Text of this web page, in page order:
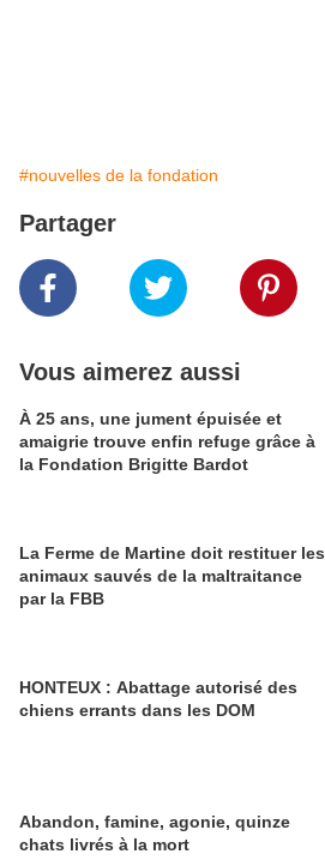
#nouvelles de la fondation
Partager
Vous aimerez aussi
À 25 ans, une jument épuisée et
amaigrie trouve enfin refuge grâce à
la Fondation Brigitte Bardot
La Ferme de Martine doit restituer les
animaux sauvés de la maltraitance
par la FBB
HONTEUX : Abattage autorisé des
chiens errants dans les DOM
Abandon, famine, agonie, quinze
chats livrés à la mort